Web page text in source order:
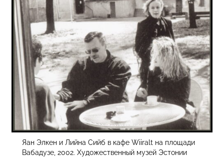
Яан Элкен и Лийна Сийб в кафе Wiiralt на площади
Вабадузе, 2002. Художественный музей Эстонии